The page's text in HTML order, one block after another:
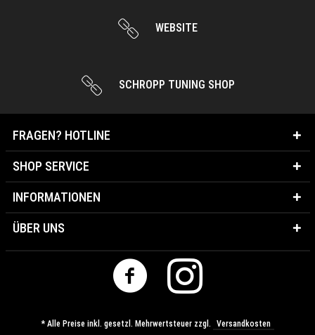
WEBSITE
SCHROPP TUNING SHOP
FRAGEN? HOTLINE
SHOP SERVICE
INFORMATIONEN
ÜBER UNS
* Alle Preise inkl. gesetzl. Mehrwertsteuer zzgl. Versandkosten